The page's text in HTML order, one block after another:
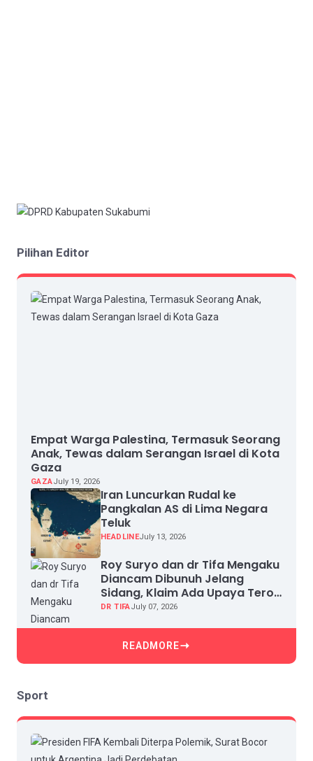
Pilihan Editor
Empat Warga Palestina, Termasuk Seorang
Anak, Tewas dalam Serangan Israel di Kota
Gaza
GAZAJuly 19, 2026
Iran Luncurkan Rudal ke
Pangkalan AS di Lima Negara
Teluk
HEADLINEJuly 13, 2026
Roy Suryo dan dr Tifa Mengaku
Diancam Dibunuh Jelang
Sidang, Klaim Ada Upaya Teror
dan Intimidasi
DR TIFAJuly 07, 2026
READMORE
Sport